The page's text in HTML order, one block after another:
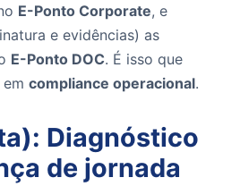
E-Ponto Corporate, e
e evidências) as
E-Ponto DOC. É isso que
compliance operacional.
Diagnóstico
de jornada